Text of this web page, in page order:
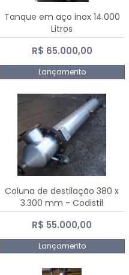
Tanque em aço inox 14.000
Litros
R$ 65.000,00
Lançamento
Coluna de destilação 380 x
3.300 mm - Codistil
R$ 55.000,00
Lançamento